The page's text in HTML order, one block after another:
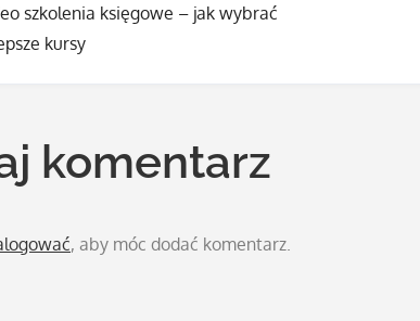
szkolenia księgowe – jak wybrać
kursy
komentarz
, aby móc dodać komentarz.